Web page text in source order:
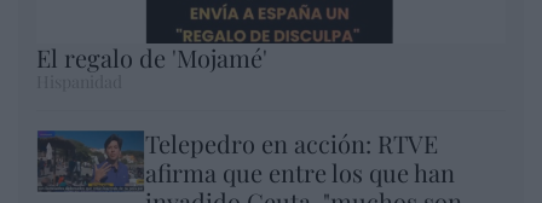
El regalo de 'Mojamé'
Telepedro en acción: RTVE
afirma que entre los que han